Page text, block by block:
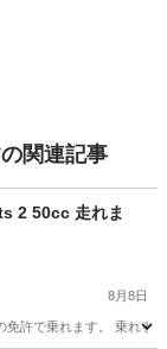
関連記事
走れま
8月8日
許で乗れます。 乗れる